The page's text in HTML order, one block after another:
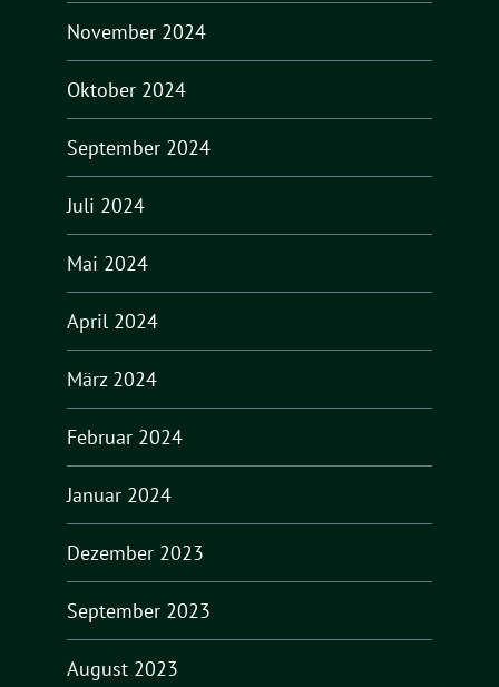
November 2024
Oktober 2024
September 2024
Juli 2024
Mai 2024
April 2024
März 2024
Februar 2024
Januar 2024
Dezember 2023
September 2023
August 2023